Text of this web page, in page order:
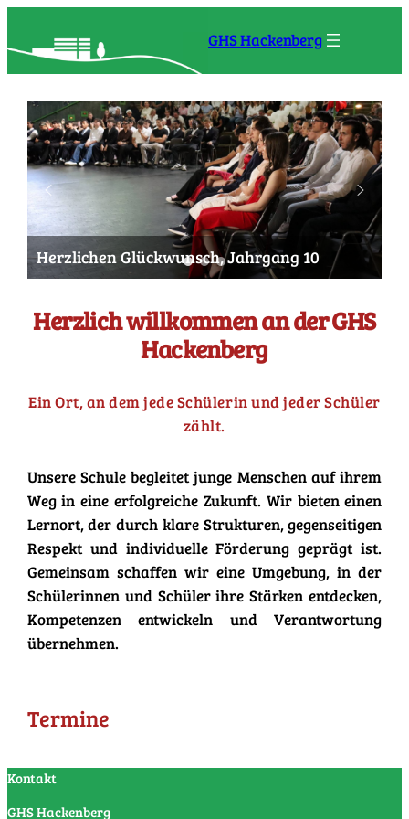
GHS Hackenberg
Herzlichen Glückwunsch, Jahrgang 10
Herzlich willkommen an der GHS
Hackenberg
Ein Ort, an dem jede Schülerin und jeder Schüler
zählt.
Unsere Schule begleitet junge Menschen auf ihrem
Weg in eine erfolgreiche Zukunft. Wir bieten einen
Lernort, der durch klare Strukturen, gegenseitigen
Respekt und individuelle Förderung geprägt ist.
Gemeinsam schaffen wir eine Umgebung, in der
Schülerinnen und Schüler ihre Stärken entdecken,
Kompetenzen entwickeln und Verantwortung
übernehmen.
Termine
Kontakt
GHS Hackenberg